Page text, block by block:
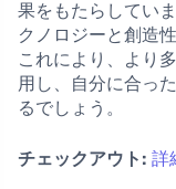
果をもたらしてい
クノロジーと創造
これにより、より
用し、自分に合っ
るでしょう。
チェックアウト: 詳